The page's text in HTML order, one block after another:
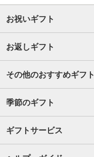
お祝いギフト
お返しギフト
その他のおすすめギフト
季節のギフト
ギフトサービス